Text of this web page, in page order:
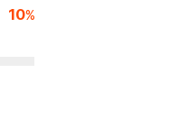
10%